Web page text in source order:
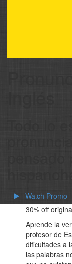
Watch Promo
30% off
Aprende la
profesor de
dificultades a
las palabras